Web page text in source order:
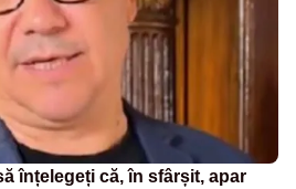
înțelegeți că, în sfârșit, apar